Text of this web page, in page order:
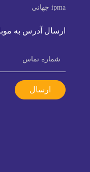
ipma جهانی
ارسال آدرس به
ارسال